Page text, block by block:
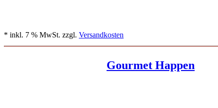
* inkl. 7 % MwSt. zzgl. Versandkosten
Gourmet Happen